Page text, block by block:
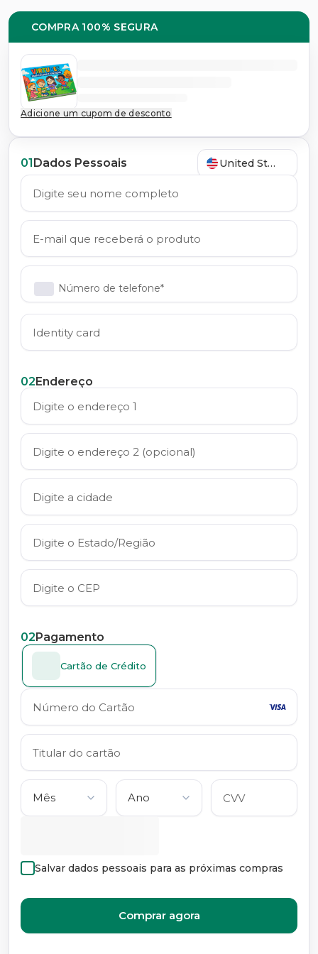
01Dados Pessoais United States
Número de telefone*
02Endereço
02Pagamento
Cartão de Crédito
Salvar dados pessoais para as próximas compras
Comprar agora
COMPRA 100% SEGURA
Adicione um cupom de desconto